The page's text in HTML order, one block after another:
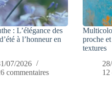
: L’élégance des
à l’honneur en
07/2026
commentaires
proche
textures
12